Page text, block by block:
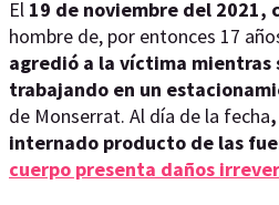
El 19 de noviembre del 2021,
hombre de, por entonces 17
agredió a la víctima mientras
trabajando en un
de Monserrat. Al día de la fecha
internado producto de las
cuerpo presenta daños